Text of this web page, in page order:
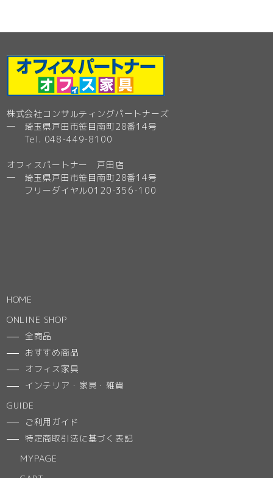
株式会社コンサルティングパートナーズ
─ 埼玉県戸田市笹目南町28番14号
Tel. 048-449-8100
オフィスパートナー 戸田店
─ 埼玉県戸田市笹目南町28番14号
フリーダイヤル0120-356-100
HOME
ONLINE SHOP
全商品
おすすめ商品
オフィス家具
インテリア・家具・雑貨
GUIDE
ご利用ガイド
特定商取引法に基づく表記
MYPAGE